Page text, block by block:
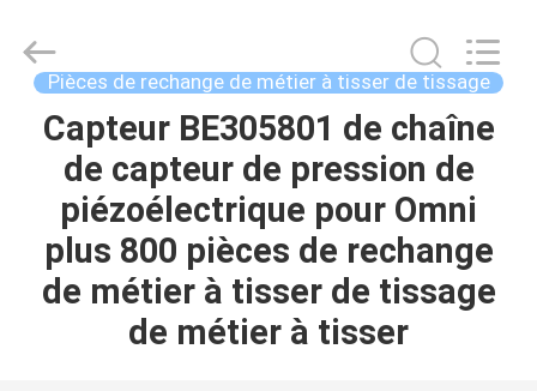
MAISON
PRODUITS
Goodfore
Machinery
Co.,Ltd.
Reserved.
Pièces de rechange de métier à tisser de tissage
Capteur BE305801 de chaîne
de capteur de pression de
piézoélectrique pour Omni
plus 800 pièces de rechange
de métier à tisser de tissage
de métier à tisser